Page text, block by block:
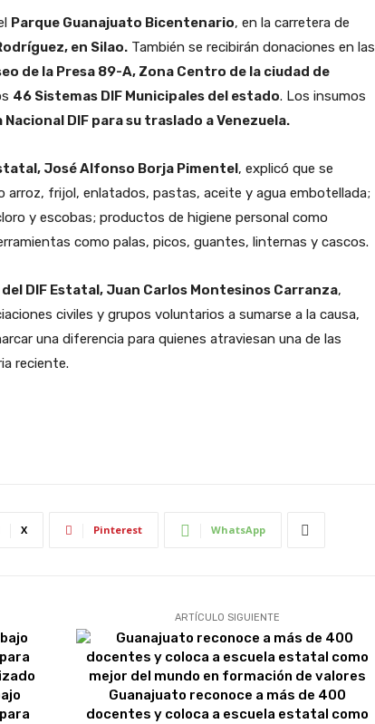
Parque Guanajuato Bicentenario, en la carretera de
en Silao. También se recibirán donaciones en las
de la Presa 89-A, Zona Centro de la ciudad de
46 Sistemas DIF Municipales del estado. Los insumos
Nacional DIF para su traslado a Venezuela.
José Alfonso Borja Pimentel, explicó que se
arroz, frijol, enlatados, pastas, aceite y agua embotellada;
y escobas; productos de higiene personal como
como palas, picos, guantes, linternas y cascos.
DIF Estatal, Juan Carlos Montesinos Carranza,
civiles y grupos voluntarios a sumarse a la causa,
una diferencia para quienes atraviesan una de las
reciente.
X Pinterest WhatsApp
ARTÍCULO SIGUIENTE
Guanajuato reconoce a más de 400
docentes y coloca a escuela estatal como